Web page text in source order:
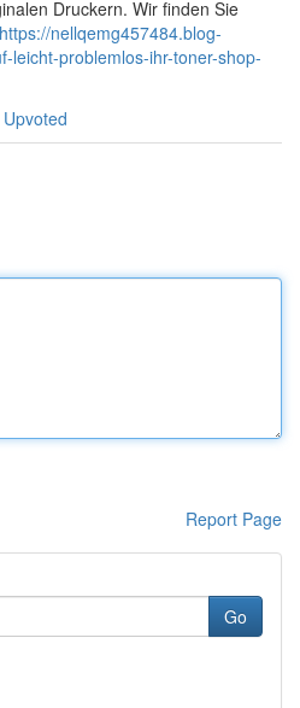
Druckern. Wir finden Sie
https://nellqemg457484.blog-
leicht-problemlos-ihr-toner-shop-
Report Page
Go